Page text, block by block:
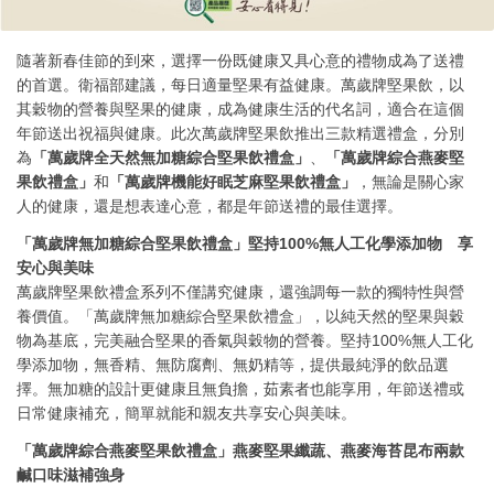
隨著新春佳節的到來，選擇一份既健康又具心意的禮物成為了送禮
的首選。衛福部建議，每日適量堅果有益健康。萬歲牌堅果飲，以
其穀物的營養與堅果的健康，成為健康生活的代名詞，適合在這個
年節送出祝福與健康。此次萬歲牌堅果飲推出三款精選禮盒，分別
為 「萬歲牌全天然無加糖綜合堅果飲禮盒」
「萬歲牌綜合燕麥堅
果飲禮盒」 和 「萬歲牌機能好眠芝麻堅果飲禮盒」
，無論是關心家
人的健康，還是想表達心意，都是年節送禮的最佳選擇。
「萬歲牌無加糖綜合堅果飲禮盒」堅持100%無人工化學添加物 享
安心與美味
萬歲牌堅果飲禮盒系列不僅講究健康，還強調每一款的獨特性與營
養價值。「萬歲牌無加糖綜合堅果飲禮盒」，以純天然的堅果與穀
物為基底，完美融合堅果的香氣與穀物的營養。堅持100%無人工化
學添加物，無香精、無防腐劑、無奶精等，提供最純淨的飲品選
擇。無加糖的設計更健康且無負擔，茹素者也能享用，年節送禮或
日常健康補充，簡單就能和親友共享安心與美味。
「萬歲牌綜合燕麥堅果飲禮盒」燕麥堅果纖蔬、燕麥海苔昆布兩款
鹹口味滋補強身